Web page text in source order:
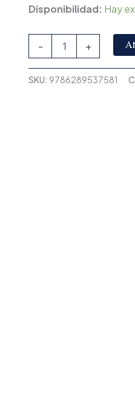
Disponibilidad: Hay
- +
SKU: 9786289537581